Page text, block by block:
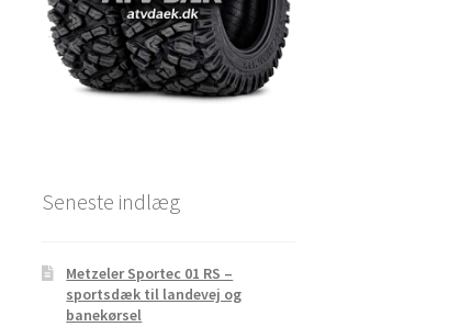
Seneste indlæg
Metzeler Sportec 01 RS –
sportsdæk til landevej og
banekørsel